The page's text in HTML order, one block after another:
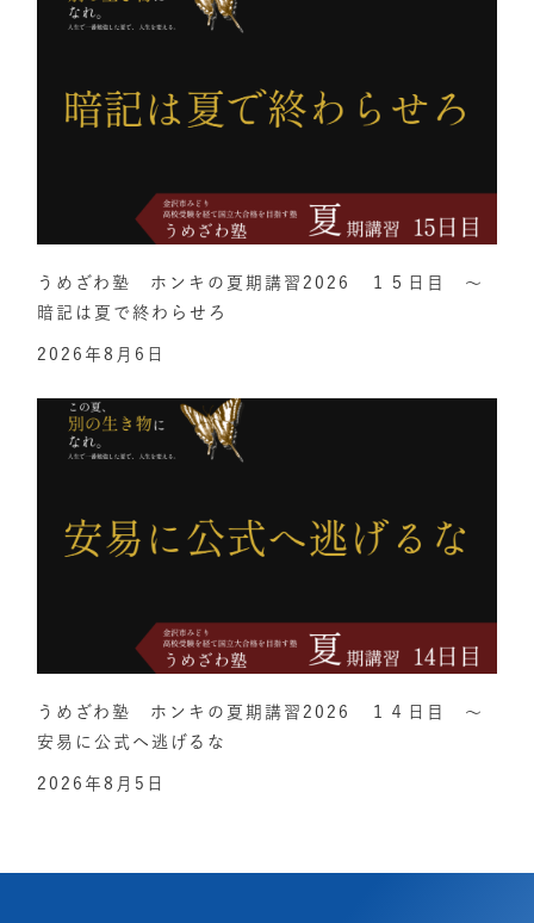
うめざわ塾 ホンキの夏期講習2026 １５日目 ～
暗記は夏で終わらせろ
2026年8月6日
うめざわ塾 ホンキの夏期講習2026 １４日目 ～
安易に公式へ逃げるな
2026年8月5日